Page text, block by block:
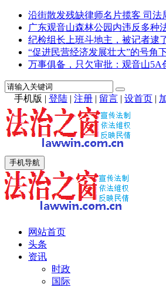
沿街散发残缺律师名片揽客 司法
广东观音山森林公园内违反多种
纪检组长上班斗地主，被记者逮
“促进民营经济发展壮大”的号角
万事俱备，只欠审批：观音山5A
手机版 | 登陆 | 注册 | 留言 | 设首页 |
手机导航
网站首页
头条
资讯
时政
国际